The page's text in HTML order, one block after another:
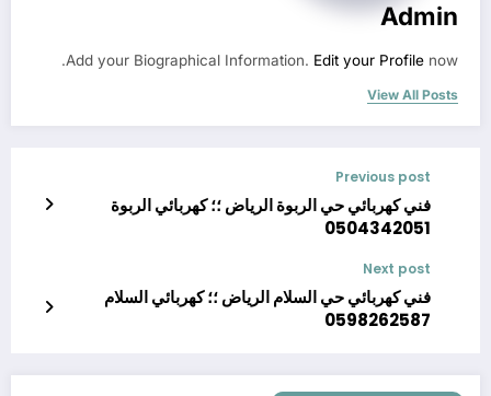
Admin
Add your Biographical Information. Edit your Profile now.
View All Posts
Previous post
فني كهربائي حي الربوة الرياض ؛؛ كهربائي الربوة
0504342051
Next post
فني كهربائي حي السلام الرياض ؛؛ كهربائي السلام
0598262587